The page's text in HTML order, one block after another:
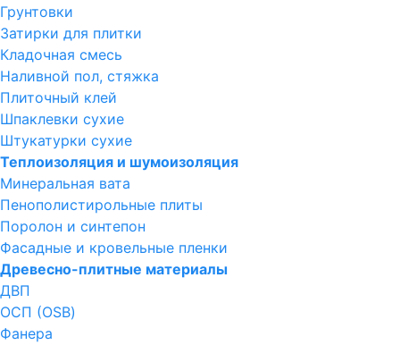
Грунтовки
Затирки для плитки
Кладочная смесь
Наливной пол, стяжка
Плиточный клей
Шпаклевки сухие
Штукатурки сухие
Теплоизоляция и шумоизоляция
Минеральная вата
Пенополистирольные плиты
Поролон и синтепон
Фасадные и кровельные пленки
Древесно-плитные материалы
ДВП
ОСП (OSB)
Фанера